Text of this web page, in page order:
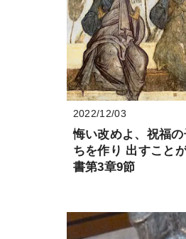
2022/12/03
悔い改めよ、祝福
ちを作り 出すこと
書第3章9節